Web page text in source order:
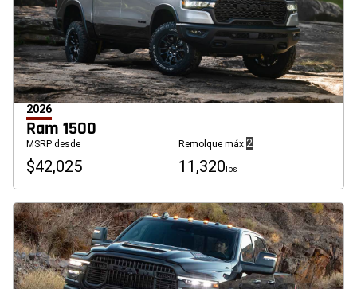
2026
Ram 1500
MSRP desde
$42,025
Remolque máx. (
Divulgación
2
11,320 lbs